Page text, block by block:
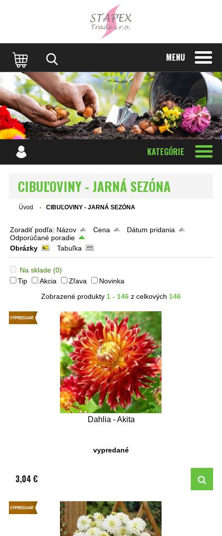
MENU
KATEGÓRIE
CIBUĽOVINY - JARNÁ SEZÓNA
Úvod CIBUĽOVINY - JARNÁ SEZÓNA
Zoradiť podľa: Názov Cena
Dátum pridania
Odporúčané poradie
Obrázky
Tabuľka
Na sklade (0)
Tip
Akcia Zľava
Novinka
Zobrazené produkty 1 - 146 z celkových 146
Dahlia - Akita
vypredané
3,04 €